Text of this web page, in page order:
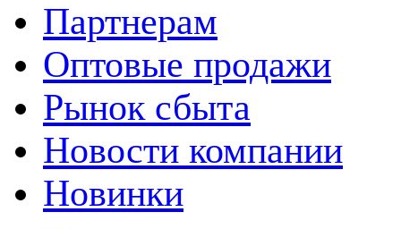
Партнерам
Оптовые продажи
Рынок сбыта
Новости компании
Новинки